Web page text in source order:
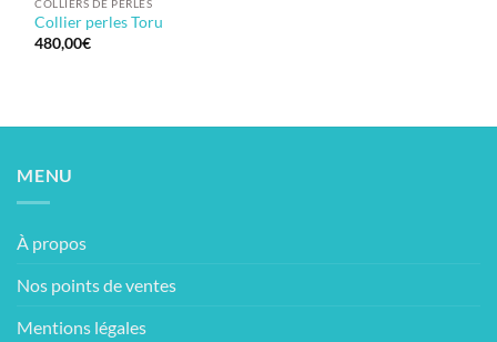
COLLIERS DE PERLES
Collier perles Toru
480,00€
MENU
À propos
Nos points de ventes
Mentions légales